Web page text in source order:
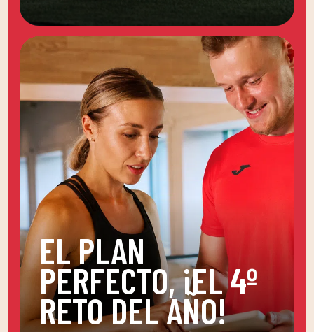
EL PLAN
PERFECTO, ¡EL 4º
RETO DEL AÑO!